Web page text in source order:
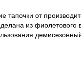
тапочки от
из